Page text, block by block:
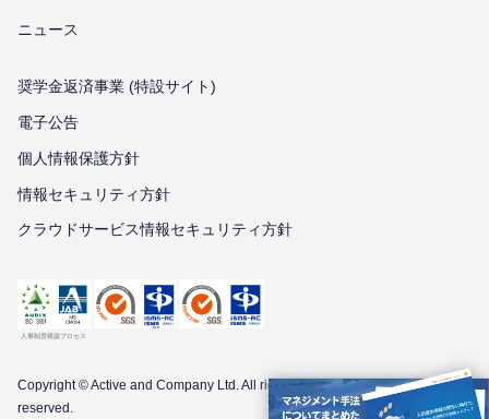
ニュース
奨学金返済事業 (特設サイト)
電子公告
個⼈情報保護⽅針
情報セキュリティ⽅針
クラウドサービス情報セキュリティ方針
Copyright © Active and Company Ltd. All rights
reserved.